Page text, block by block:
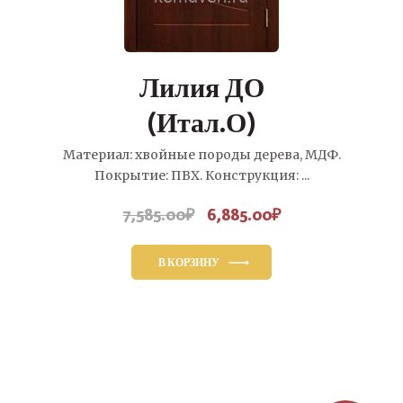
Лилия ДО
(Итал.О)
Материал: хвойные породы дерева, МДФ.
Покрытие: ПВХ. Конструкция: ...
7,585.00₽
Первоначальная
составляла
6,885.00₽Текущая
В КОРЗИНУ